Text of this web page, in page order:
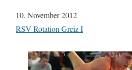
Datum
10. November 2012
In Bezug auf
RSV Rotation Greiz I